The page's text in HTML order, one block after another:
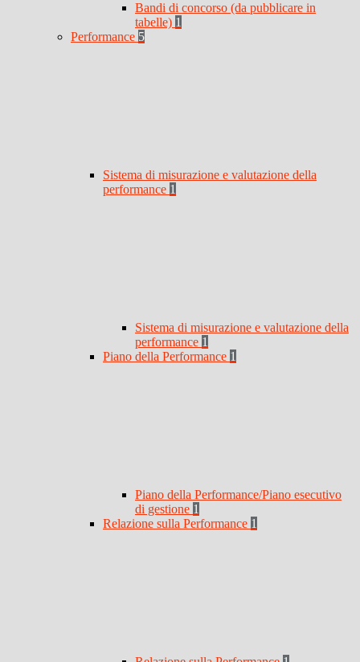
Bandi di concorso (da pubblicare in
tabelle) 1
Performance 5
Sistema di misurazione e valutazione della
performance 1
Sistema di misurazione e valutazione della
performance 1
Piano della Performance 1
Piano della Performance/Piano esecutivo
di gestione 1
Relazione sulla Performance 1